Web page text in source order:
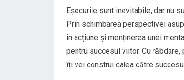
Eșecurile sunt inevitabile, dar nu
Prin schimbarea perspectivei
în acțiune și menținerea unei
pentru succesul viitor. Cu
îți vei construi calea către